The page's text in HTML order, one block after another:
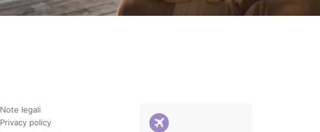
Note legali
Privacy policy